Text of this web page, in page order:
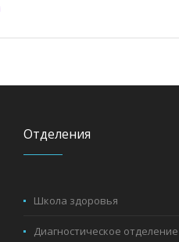
Отделения
Школа здоровья
Диагностическое отделение